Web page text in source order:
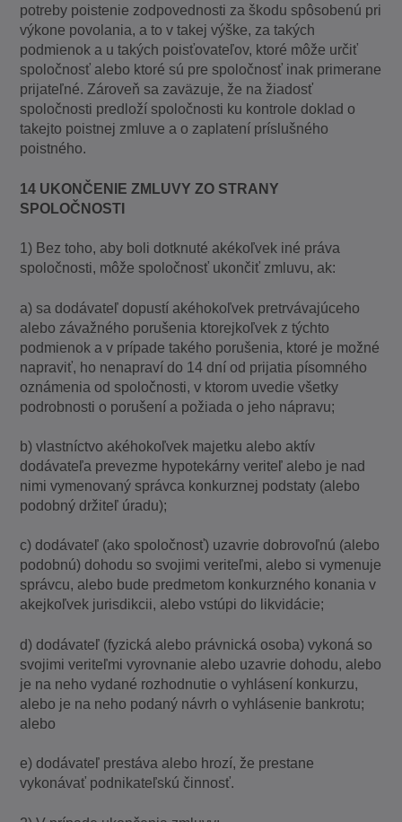
potreby poistenie zodpovednosti za škodu spôsobenú pri
výkone povolania, a to v takej výške, za takých
podmienok a u takých poisťovateľov, ktoré môže určiť
spoločnosť alebo ktoré sú pre spoločnosť inak primerane
prijateľné. Zároveň sa zaväzuje, že na žiadosť
spoločnosti predloží spoločnosti ku kontrole doklad o
takejto poistnej zmluve a o zaplatení príslušného
poistného.
14 UKONČENIE ZMLUVY ZO STRANY
SPOLOČNOSTI
1) Bez toho, aby boli dotknuté akékoľvek iné práva
spoločnosti, môže spoločnosť ukončiť zmluvu, ak:
a) sa dodávateľ dopustí akéhokoľvek pretrvávajúceho
alebo závažného porušenia ktorejkoľvek z týchto
podmienok a v prípade takého porušenia, ktoré je možné
napraviť, ho nenapraví do 14 dní od prijatia písomného
oznámenia od spoločnosti, v ktorom uvedie všetky
podrobnosti o porušení a požiada o jeho nápravu;
b) vlastníctvo akéhokoľvek majetku alebo aktív
dodávateľa prevezme hypotekárny veriteľ alebo je nad
nimi vymenovaný správca konkurznej podstaty (alebo
podobný držiteľ úradu);
c) dodávateľ (ako spoločnosť) uzavrie dobrovoľnú (alebo
podobnú) dohodu so svojimi veriteľmi, alebo si vymenuje
správcu, alebo bude predmetom konkurzného konania v
akejkoľvek jurisdikcii, alebo vstúpi do likvidácie;
d) dodávateľ (fyzická alebo právnická osoba) vykoná so
svojimi veriteľmi vyrovnanie alebo uzavrie dohodu, alebo
je na neho vydané rozhodnutie o vyhlásení konkurzu,
alebo je na neho podaný návrh o vyhlásenie bankrotu;
alebo
e) dodávateľ prestáva alebo hrozí, že prestane
vykonávať podnikateľskú činnosť.